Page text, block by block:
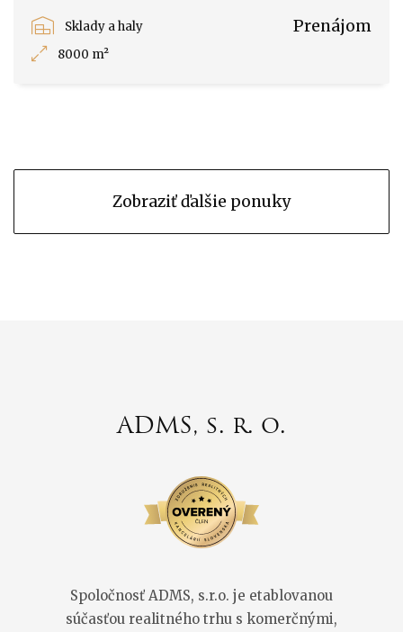
Sklady a haly
8000 m²
Prenájom
Zobraziť ďalšie ponuky
ADMS, s. r. o.
Spoločnosť ADMS, s.r.o. je etablovanou
súčasťou realitného trhu s komerčnými,